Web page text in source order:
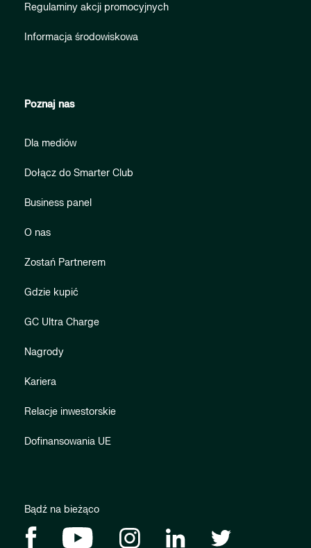
Regulaminy akcji promocyjnych
Informacja środowiskowa
Poznaj nas
Dla mediów
Dołącz do Smarter Club
Business panel
O nas
Zostań Partnerem
Gdzie kupić
GC Ultra Charge
Nagrody
Kariera
Relacje inwestorskie
Dofinansowania UE
Bądź na bieżąco